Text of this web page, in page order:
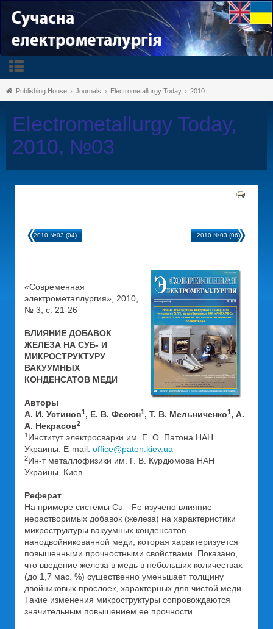
Publishing House Journals Electrometallurgy Today 2010
Electrometallurgy Today,
2010, №03
2010 №03 (04) 2010 №03 (06)
«Современная
электрометаллургия», 2010,
№ 3, с. 21-26
ВЛИЯНИЕ ДОБАВОК
ЖЕЛЕЗА НА СУБ- И
МИКРОСТРУКТУРУ
ВАКУУМНЫХ
КОНДЕНСАТОВ МЕДИ
Авторы
А. И. Устинов1, Е. В. Фесюн1, Т. В. Мельниченко1, А.
А. Некрасов2
1 Институт электросварки им. Е. О. Патона НАН
Украины. E-mail: office@paton.kiev.ua
2Ин-т металлофизики им. Г. В. Курдюмова НАН
Украины, Киев
Реферат
На примере системы Cu—Fe изучено влияние
нерастворимых добавок (железа) на характеристики
микроструктуры вакуумных конденсатов
нанодвойникованной меди, которая характеризуется
повышенными прочностными свойствами. Показано,
что введение железа в медь в небольших количествах
(до 1,7 мас. %) существенно уменьшает толщину
двойниковых прослоек, характерных для чистой меди.
Такие изменения микроструктуры сопровождаются
значительным повышением ее прочности.